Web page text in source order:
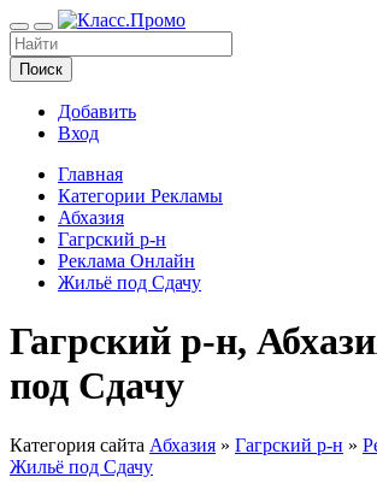
Поиск
Добавить
Вход
Главная
Категории Рекламы
Абхазия
Гагрский р-н
Реклама Онлайн
Жильё под Сдачу
Гагрский р-н,
под Сдачу
Категория сайта Абхазия » Гагрский р-н »
Жильё под Сдачу